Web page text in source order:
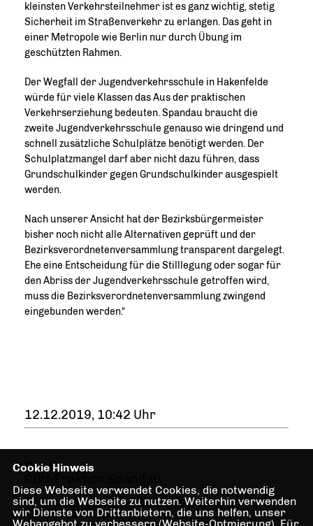
kleinsten Verkehrsteilnehmer ist es ganz wichtig, stetig
Sicherheit im Straßenverkehr zu erlangen. Das geht in
einer Metropole wie Berlin nur durch Übung im
geschützten Rahmen.
Der Wegfall der Jugendverkehrsschule in Hakenfelde
würde für viele Klassen das Aus der praktischen
Verkehrserziehung bedeuten. Spandau braucht die
zweite Jugendverkehrsschule genauso wie dringend und
schnell zusätzliche Schulplätze benötigt werden. Der
Schulplatzmangel darf aber nicht dazu führen, dass
Grundschulkinder gegen Grundschulkinder ausgespielt
werden.
Nach unserer Ansicht hat der Bezirksbürgermeister
bisher noch nicht alle Alternativen geprüft und der
Bezirksverordnetenversammlung transparent dargelegt.
Ehe eine Entscheidung für die Stilllegung oder sogar für
den Abriss der Jugendverkehrsschule getroffen wird,
muss die Bezirksverordnetenversammlung zwingend
eingebunden werden.“
12.12.2019, 10:42 Uhr
Quelle:
JUGEND,KINDER, SCHULE,VERKEHR,
HAKENFELDE,PATRICK WOLF
Cookie Hinweis
Diese Webseite verwendet Cookies, die notwendig
sind, um die Webseite zu nutzen. Weiterhin verwenden
wir Dienste von Drittanbietern, die uns helfen, unser